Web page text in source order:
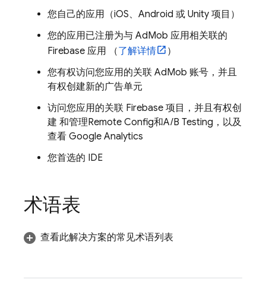
您自己的应用（iOS、Android 或 Unity 项目）
您的应用已注册为与 AdMob 应用相关联的
Firebase 应用 （了解详情
）
您有权访问您应用的关联 AdMob 账号，并且
有权创建新的广告单元
访问您应用的关联 Firebase 项目，并且有权创
建 和管理Remote Config和A/B Testing ，以及
查看 Google Analytics
您首选的 IDE
术语表
查看此解决方案的常见术语列表